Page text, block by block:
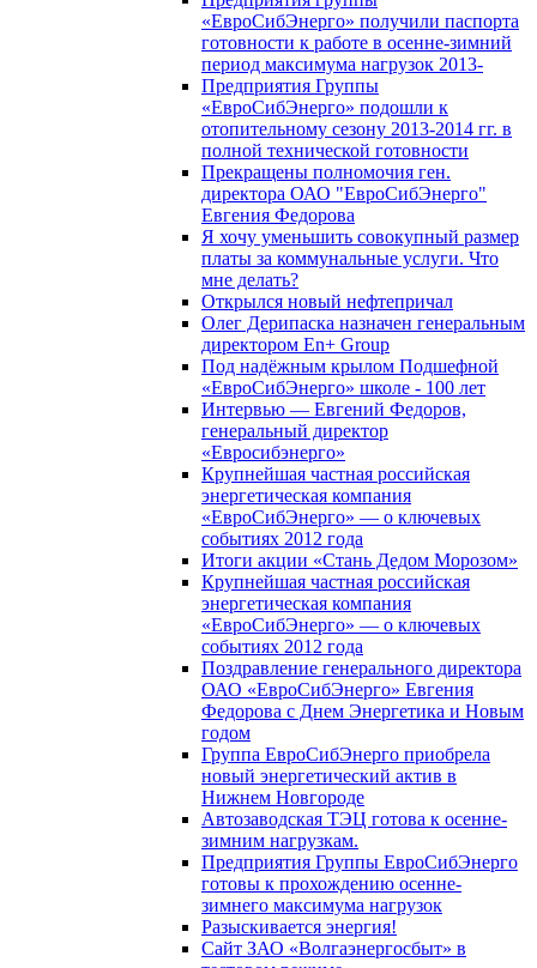
«ЕвроСибЭнерго» получили паспорта
готовности к работе в осенне-зимний
период максимума нагрузок 2013-
Предприятия Группы
«ЕвроСибЭнерго» подошли к
отопительному сезону 2013-2014 гг. в
полной технической готовности
Прекращены полномочия ген.
директора ОАО "ЕвроСибЭнерго"
Евгения Федорова
Я хочу уменьшить совокупный размер
платы за коммунальные услуги. Что
мне делать?
Открылся новый нефтепричал
Олег Дерипаска назначен генеральным
директором En+ Group
Под надёжным крылом Подшефной
«ЕвроСибЭнерго» школе - 100 лет
Интервью — Евгений Федоров,
генеральный директор
«Евросибэнерго»
Крупнейшая частная российская
энергетическая компания
«ЕвроСибЭнерго» — о ключевых
событиях 2012 года
Итоги акции «Стань Дедом Морозом»
Крупнейшая частная российская
энергетическая компания
«ЕвроСибЭнерго» — о ключевых
событиях 2012 года
Поздравление генерального директора
ОАО «ЕвроСибЭнерго» Евгения
Федорова с Днем Энергетика и Новым
годом
Группа ЕвроСибЭнерго приобрела
новый энергетический актив в
Нижнем Новгороде
Автозаводская ТЭЦ готова к осенне-
зимним нагрузкам.
Предприятия Группы ЕвроСибЭнерго
готовы к прохождению осенне-
зимнего максимума нагрузок
Разыскивается энергия!
Сайт ЗАО «Волгаэнергосбыт» в